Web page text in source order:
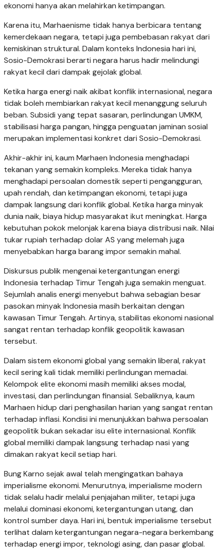
ekonomi hanya akan melahirkan ketimpangan.
Karena itu, Marhaenisme tidak hanya berbicara tentang
kemerdekaan negara, tetapi juga pembebasan rakyat dari
kemiskinan struktural. Dalam konteks Indonesia hari ini,
Sosio-Demokrasi berarti negara harus hadir melindungi
rakyat kecil dari dampak gejolak global.
Ketika harga energi naik akibat konflik internasional, negara
tidak boleh membiarkan rakyat kecil menanggung seluruh
beban. Subsidi yang tepat sasaran, perlindungan UMKM,
stabilisasi harga pangan, hingga penguatan jaminan sosial
merupakan implementasi konkret dari Sosio-Demokrasi.
Akhir-akhir ini, kaum Marhaen Indonesia menghadapi
tekanan yang semakin kompleks. Mereka tidak hanya
menghadapi persoalan domestik seperti pengangguran,
upah rendah, dan ketimpangan ekonomi, tetapi juga
dampak langsung dari konflik global. Ketika harga minyak
dunia naik, biaya hidup masyarakat ikut meningkat. Harga
kebutuhan pokok melonjak karena biaya distribusi naik. Nilai
tukar rupiah terhadap dolar AS yang melemah juga
menyebabkan harga barang impor semakin mahal.
Diskursus publik mengenai ketergantungan energi
Indonesia terhadap Timur Tengah juga semakin menguat.
Sejumlah analis energi menyebut bahwa sebagian besar
pasokan minyak Indonesia masih berkaitan dengan
kawasan Timur Tengah. Artinya, stabilitas ekonomi nasional
sangat rentan terhadap konflik geopolitik kawasan
tersebut.
Dalam sistem ekonomi global yang semakin liberal, rakyat
kecil sering kali tidak memiliki perlindungan memadai.
Kelompok elite ekonomi masih memiliki akses modal,
investasi, dan perlindungan finansial. Sebaliknya, kaum
Marhaen hidup dari penghasilan harian yang sangat rentan
terhadap inflasi. Kondisi ini menunjukkan bahwa persoalan
geopolitik bukan sekadar isu elite internasional. Konflik
global memiliki dampak langsung terhadap nasi yang
dimakan rakyat kecil setiap hari.
Bung Karno sejak awal telah mengingatkan bahaya
imperialisme ekonomi. Menurutnya, imperialisme modern
tidak selalu hadir melalui penjajahan militer, tetapi juga
melalui dominasi ekonomi, ketergantungan utang, dan
kontrol sumber daya. Hari ini, bentuk imperialisme tersebut
terlihat dalam ketergantungan negara-negara berkembang
terhadap energi impor, teknologi asing, dan pasar global.